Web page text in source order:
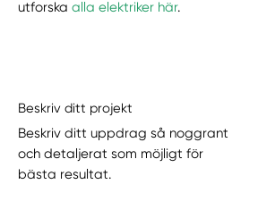
utforskaalla elektriker här.
Beskriv ditt projekt
Beskriv ditt uppdrag så noggrant
och detaljerat som möjligt för
bästa resultat.